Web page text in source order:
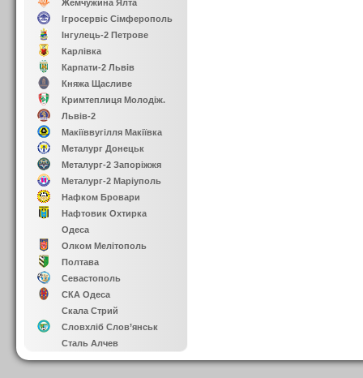
Жемчужина Ялта
Ігросервіс Сімферополь
Інгулець-2 Петрове
Карлівка
Карпати-2 Львів
Княжа Щасливе
Кримтеплиця Молодіж.
Львів-2
Макіїввугілля Макіївка
Металург Донецьк
Металург-2 Запоріжжя
Металург-2 Маріуполь
Нафком Бровари
Нафтовик Охтирка
Одеса
Олком Мелітополь
Полтава
Севастополь
СКА Одеса
Скала Стрий
Словхліб Слов’янськ
Сталь Алчев